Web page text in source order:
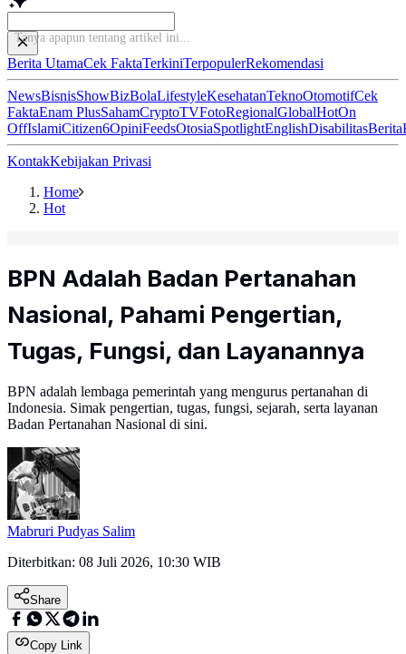
Ba
Berita UtamaCek FaktaTerkiniTerpopulerRekomendasi
NewsBisnisShowBizBolaLifestyleKesehatanTeknoOtomotifCek
FaktaEnam PlusSahamCryptoTVFotoRegionalGlobalHotOn
OffIslamiCitizen6OpiniFeedsOtosiaSpotlightEnglishDisabilitasBerita
KontakKebijakan Privasi
Home
Hot
BPN Adalah Badan Pertanahan
Nasional, Pahami Pengertian,
Tugas, Fungsi, dan Layanannya
BPN adalah lembaga pemerintah yang mengurus pertanahan di
Indonesia. Simak pengertian, tugas, fungsi, sejarah, serta layanan
Badan Pertanahan Nasional di sini.
Mabruri Pudyas Salim
Diterbitkan: 08 Juli 2026, 10:30 WIB
Share
Copy Link